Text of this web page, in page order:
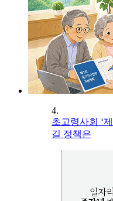
4.
초고령사회 ‘
길 정책은